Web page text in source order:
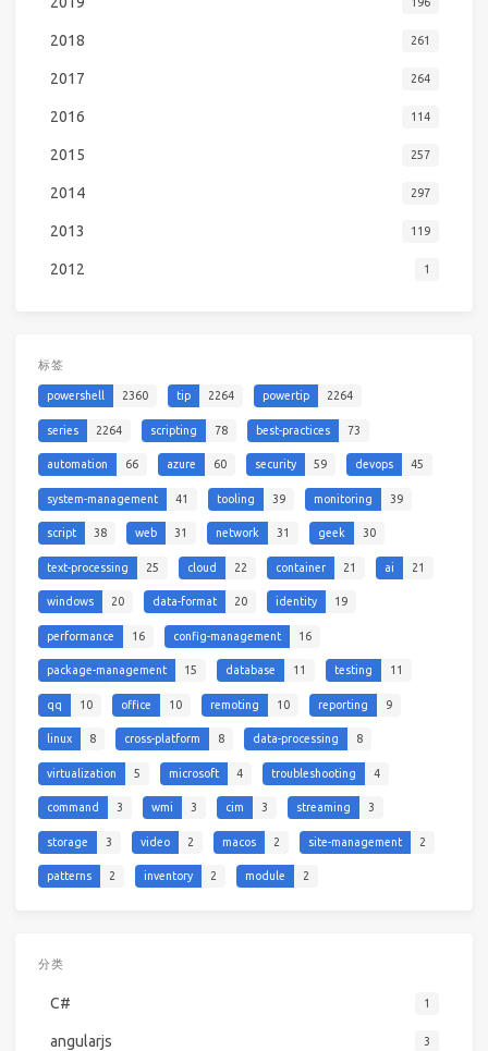
2018 261
2017 264
2016 114
2015 257
2014 297
2013 119
2012 1
标签
powershell 2360 tip 2264 powertip 2264
series 2264 scripting 78 best-practices 73
automation 66 azure 60 security 59 devops 45
system-management 41 tooling 39 monitoring 39
script 38 web 31 network 31 geek 30
text-processing 25 cloud 22 container 21 ai 21
windows 20 data-format 20 identity 19
performance 16 config-management 16
package-management 15 database 11 testing 11
qq 10 office 10 remoting 10 reporting 9
linux 8 cross-platform 8 data-processing 8
virtualization 5 microsoft 4 troubleshooting 4
command 3 wmi 3 cim 3 streaming 3
storage 3 video 2 macos 2 site-management 2
patterns 2 inventory 2 module 2
分类
C# 1
angularjs 3